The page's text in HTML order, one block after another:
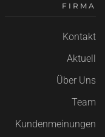
FIRMA
Kontakt
Aktuell
Über Uns
Team
Kundenmeinungen